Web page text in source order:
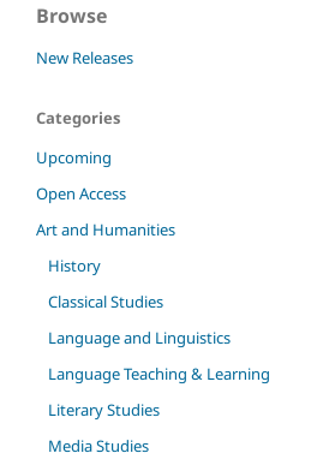
Browse
New Releases
Categories
Upcoming
Open Access
Art and Humanities
History
Classical Studies
Language and Linguistics
Language Teaching & Learning
Literary Studies
Media Studies